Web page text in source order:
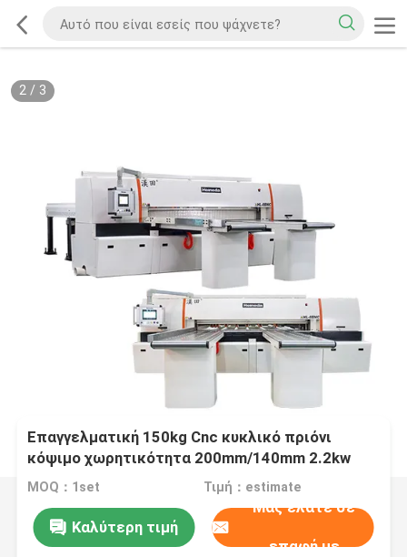
2/ 3
Επαγγελματική 150kg Cnc κυκλικό πριόνι
κόψιμο χωρητικότητα 200mm/140mm 2.2kw
ισχύς κινητήρα
MOQ：1set Τιμή：estimate
Καλύτερη τιμή
Μας ελάτε σε
επαφή με